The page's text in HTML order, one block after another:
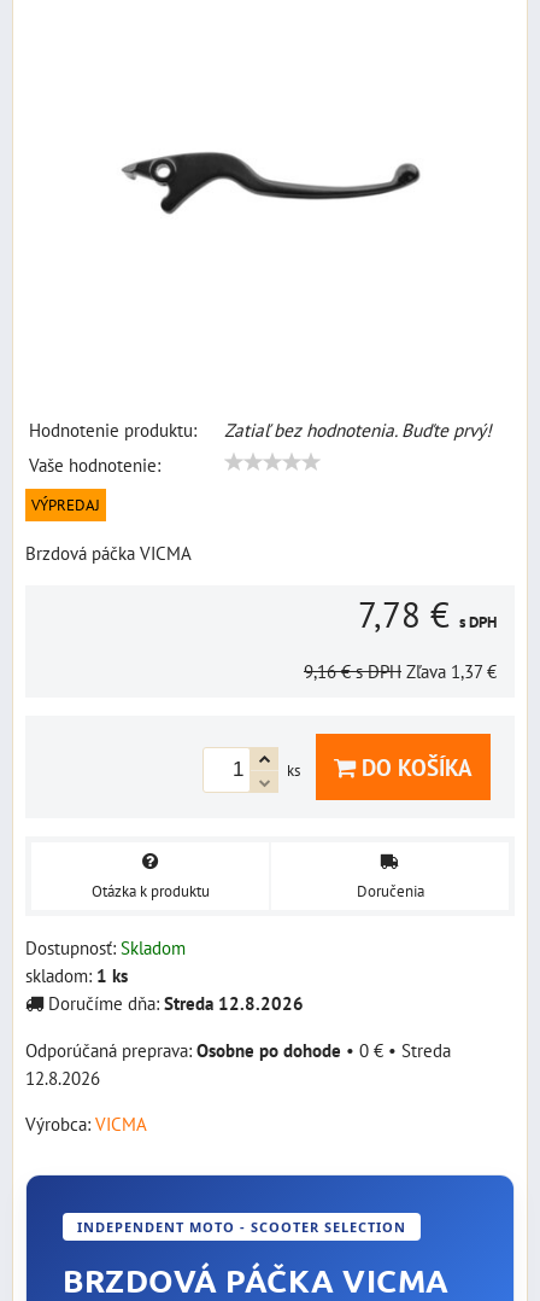
Hodnotenie produktu:
Zatiaľ bez hodnotenia. Buďte prvý!
Vaše hodnotenie:
VÝPREDAJ
Brzdová páčka VICMA
7,78 € s DPH
9,16 € s DPH Zľava 1,37 €
ks DO KOŠÍKA
Otázka k produktu Doručenia
Dostupnosť: Skladom
skladom: 1 ks
Doručíme dňa: Streda 12.8.2026
Osobne po dohode • 0 € • Streda
12.8.2026
Výrobca: VICMA
INDEPENDENT MOTO - SCOOTER SELECTION
BRZDOVÁ PÁČKA VICMA